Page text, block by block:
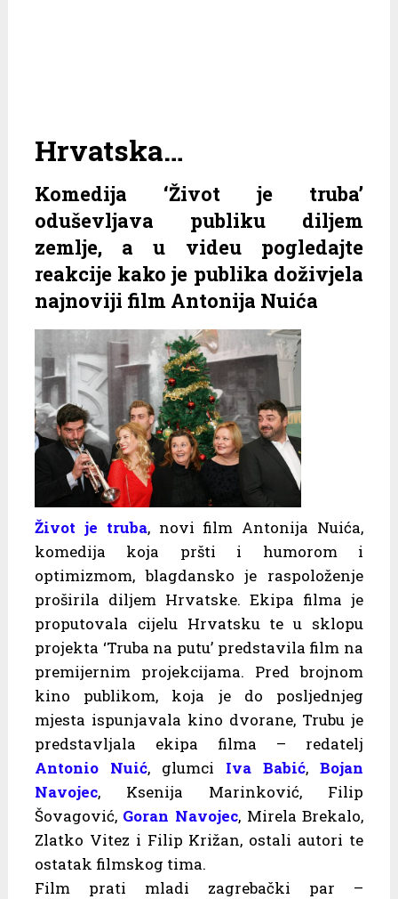
Hrvatska…
Komedija ‘Život je truba’
oduševljava publiku diljem
zemlje, a u videu pogledajte
reakcije kako je publika doživjela
najnoviji film Antonija Nuića
Život je truba, novi film Antonija Nuića,
komedija koja pršti i humorom i
optimizmom, blagdansko je raspoloženje
proširila diljem Hrvatske. Ekipa filma je
proputovala cijelu Hrvatsku te u sklopu
projekta ‘Truba na putu’ predstavila film na
premijernim projekcijama. Pred brojnom
kino publikom, koja je do posljednjeg
mjesta ispunjavala kino dvorane, Trubu je
predstavljala ekipa filma – redatelj
Antonio Nuić, glumci Iva Babić,Bojan
Navojec, Ksenija Marinković, Filip
Šovagović, Goran Navojec, Mirela Brekalo,
Zlatko Vitez i Filip Križan, ostali autori te
ostatak filmskog tima.
Film prati mladi zagrebački par –